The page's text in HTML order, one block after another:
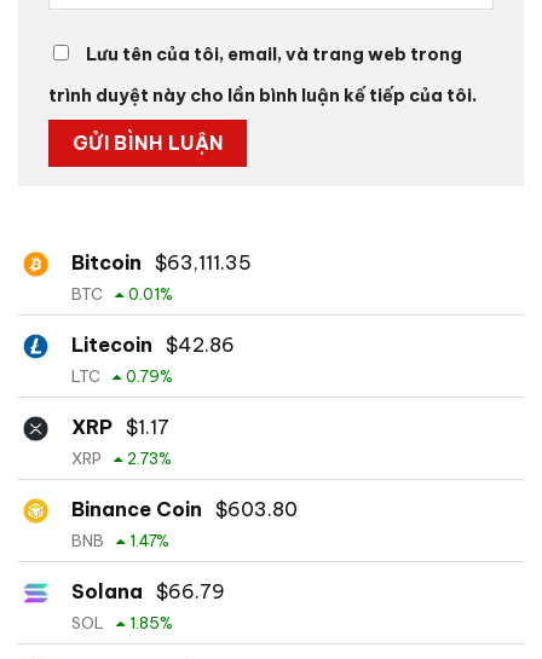
Lưu tên của tôi, email, và trang web trong
trình duyệt này cho lần bình luận kế tiếp của tôi.
Bitcoin $63,111.35
BTC 0.01%
Litecoin $42.86
LTC 0.79%
XRP $1.17
XRP 2.73%
Binance Coin $603.80
BNB 1.47%
Solana $66.79
SOL 1.85%